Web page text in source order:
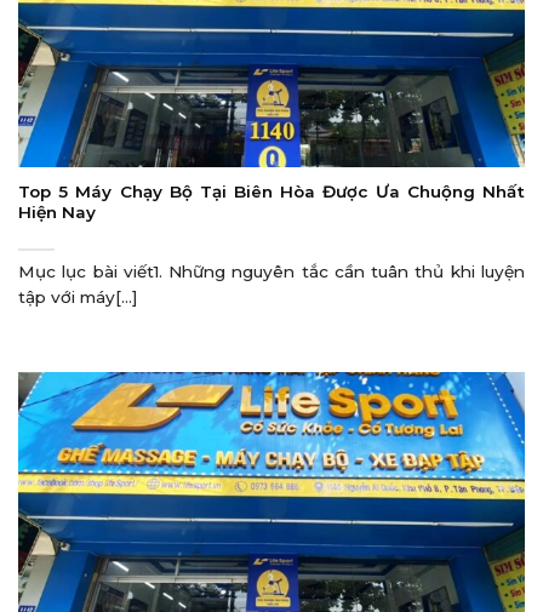
Top 5 Máy Chạy Bộ Tại Biên Hòa Được Ưa Chuộng Nhất
Hiện Nay
Mục lục bài viết1. Những nguyên tắc cần tuân thủ khi luyện
tập với máy[...]